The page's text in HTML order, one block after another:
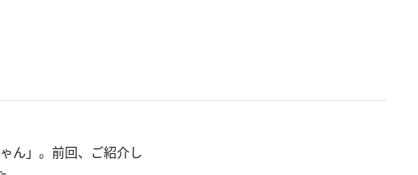
ん」。前回、ご紹介し